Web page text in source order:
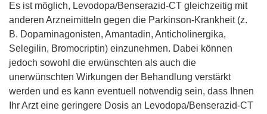
Es ist möglich, Levodopa/Benserazid-CT gleichzeitig mit
anderen Arzneimitteln gegen die Parkinson-Krankheit (z.
B. Dopaminagonisten, Amantadin, Anticholinergika,
Selegilin, Bromocriptin) einzunehmen. Dabei können
jedoch sowohl die erwünschten als auch die
unerwünschten Wirkungen der Behandlung verstärkt
werden und es kann eventuell notwendig sein, dass Ihnen
Ihr Arzt eine geringere Dosis an Levodopa/Benserazid-CT